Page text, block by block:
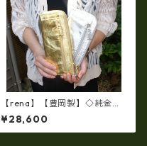
【rena】【豊岡製】◇純金銀
箔革製品・限定生産☆スペイ
ン牛革（仔牛革）手絞り＆オ
イルレザー長財布(FB-0091)
¥28,600